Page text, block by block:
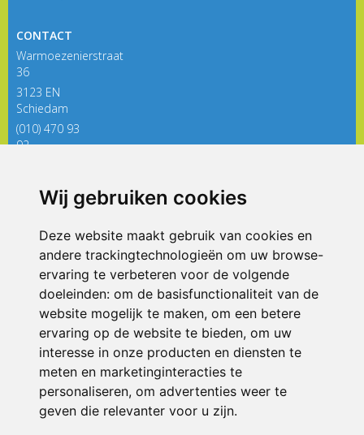
Wij gebruiken cookies
Deze website maakt gebruik van cookies en
andere trackingtechnologieën om uw browse-
ervaring te verbeteren voor de volgende
doeleinden: om de basisfunctionaliteit van de
website mogelijk te maken, om een betere
ervaring op de website te bieden, om uw
interesse in onze producten en diensten te
meten en marketinginteracties te
personaliseren, om advertenties weer te
geven die relevanter voor u zijn.
CONTACT
Warmoezenierstraat
36
3123 EN
Schiedam
(010) 470 93
92
ONDERDEEL VAN
© 2026 De Regenboog | Alle rechten voorbehouden
Privacy policy|Disclaimer| Klachtenregeling|RSIN en Anbi
voorkeuren